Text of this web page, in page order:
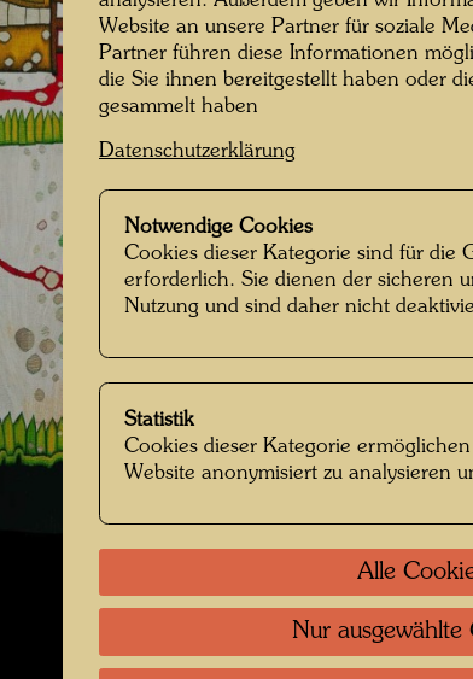
Website an unsere Partner für soziale
Partner führen diese Informationen
die Sie ihnen bereitgestellt haben oder
gesammelt haben
Datenschutzerklärung
Notwendige Cookies
Cookies dieser Kategorie sind für die
erforderlich. Sie dienen der sicheren
Nutzung und sind daher nicht
Statistik
Cookies dieser Kategorie
Website anonymisiert zu analysieren
Alle
Nur ausgewählte